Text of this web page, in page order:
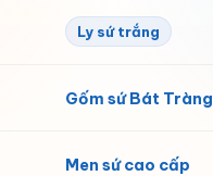
Ly sứ trắng
Gốm sứ Bát Tràng
Men sứ cao cấp